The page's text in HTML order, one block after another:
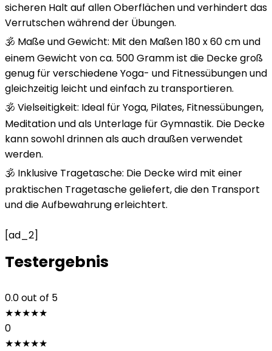
sicheren Halt auf allen Oberflächen und verhindert das
Verrutschen während der Übungen.
🕉️ Maße und Gewicht: Mit den Maßen 180 x 60 cm und
einem Gewicht von ca. 500 Gramm ist die Decke groß
genug für verschiedene Yoga- und Fitnessübungen und
gleichzeitig leicht und einfach zu transportieren.
🕉️ Vielseitigkeit: Ideal für Yoga, Pilates, Fitnessübungen,
Meditation und als Unterlage für Gymnastik. Die Decke
kann sowohl drinnen als auch draußen verwendet
werden.
🕉️ Inklusive Tragetasche: Die Decke wird mit einer
praktischen Tragetasche geliefert, die den Transport
und die Aufbewahrung erleichtert.
[ad_2]
Testergebnis
0.0out of 5
★★★★★
0
★★★★★